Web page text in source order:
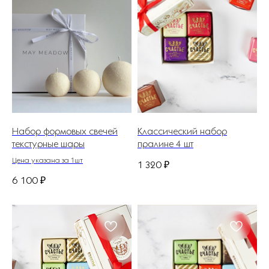
Набор формовых свечей
текстурные шары
Цена указана за 1шт
6 100 ₽
Классический набор
пралине 4 шт
1 320 ₽